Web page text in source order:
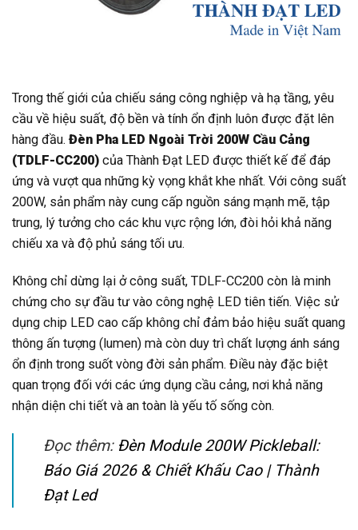
Trong thế giới của chiếu sáng công nghiệp và hạ tầng, yêu
cầu về hiệu suất, độ bền và tính ổn định luôn được đặt lên
hàng đầu. Đèn Pha LED Ngoài Trời 200W Cầu Cảng
(TDLF-CC200) của Thành Đạt LED được thiết kế để đáp
ứng và vượt qua những kỳ vọng khắt khe nhất. Với công suất
200W, sản phẩm này cung cấp nguồn sáng mạnh mẽ, tập
trung, lý tưởng cho các khu vực rộng lớn, đòi hỏi khả năng
chiếu xa và độ phủ sáng tối ưu.
Không chỉ dừng lại ở công suất, TDLF-CC200 còn là minh
chứng cho sự đầu tư vào công nghệ LED tiên tiến. Việc sử
dụng chip LED cao cấp không chỉ đảm bảo hiệu suất quang
thông ấn tượng (lumen) mà còn duy trì chất lượng ánh sáng
ổn định trong suốt vòng đời sản phẩm. Điều này đặc biệt
quan trọng đối với các ứng dụng cầu cảng, nơi khả năng
nhận diện chi tiết và an toàn là yếu tố sống còn.
Đọc thêm: Đèn Module 200W Pickleball:
Báo Giá 2026 & Chiết Khấu Cao | Thành
Đạt Led